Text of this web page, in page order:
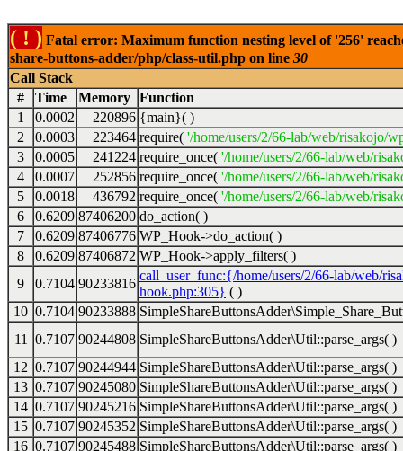
( ! ) Fatal error: Maximum function nesting level of '256'
share-buttons-adder/php/class-util.php on line 30
Call Stack
#
Time Memory Function
1
0.0002 220896 {main}( )
2
0.0003 223464 require( '/home/users/2/66-lab/web/risakojo/
3
0.0005 241224 require_once( '/home/users/2/66-lab/web/
4
0.0007 252856 require_once( '/home/users/2/66-lab/web/
5
0.0018 436792 require_once( '/home/users/2/66-lab/web/
6
0.6209 87406200 do_action( )
7
0.6209 87406776 WP_Hook->do_action( )
8
0.6209 87406872 WP_Hook->apply_filters( )
9
0.7104 90233816
call_user_func:{/home/users/2/66-lab/web/
hook.php:305} ( )
10 0.7104 90233888
11
0.7107 90244808 SimpleShareButtonsAdder\Util::parse_args( )
12 0.7107 90244944 SimpleShareButtonsAdder\Util::parse_args( )
13 0.7107 90245080 SimpleShareButtonsAdder\Util::parse_args( )
14 0.7107 90245216 SimpleShareButtonsAdder\Util::parse_args( )
15 0.7107 90245352 SimpleShareButtonsAdder\Util::parse_args( )
16 0.7107 90245488 SimpleShareButtonsAdder\Util::parse_args( )